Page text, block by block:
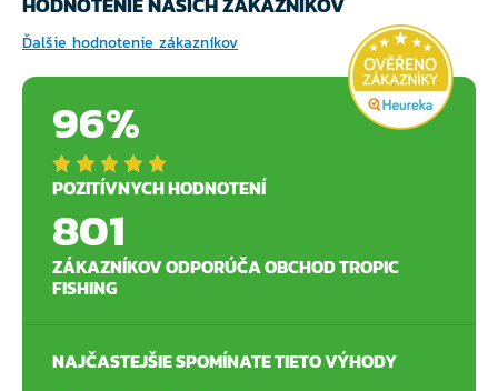
Ďalšie hodnotenie zákazníkov
96%
POZITÍVNYCH HODNOTENÍ
801
ZÁKAZNÍKOV ODPORÚČA OBCHOD TROPIC
FISHING
NAJČASTEJŠIE SPOMÍNATE TIETO VÝHODY